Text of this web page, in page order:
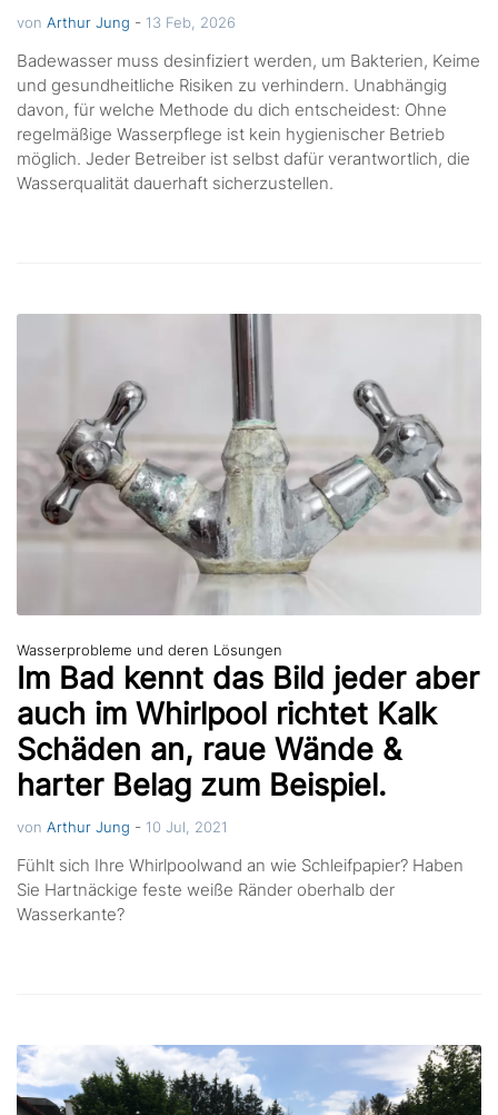
von Arthur Jung - 13 Feb, 2026
Bade­­wasser muss desinfiziert werden, um Bakterien, Keime
und gesundheitliche Risiken zu verhindern. Unabhängig
davon, für welche Methode du dich entscheidest: Ohne
regelmäßige Wasserpflege ist kein hygienischer Betrieb
möglich. Jeder Betreiber ist selbst dafür verantwortlich, die
Wasserqualität dauerhaft sicherzustellen.
Wasserprobleme und deren Lösungen
Im Bad kennt das Bild jeder aber
auch im Whirlpool richtet Kalk
Schäden an, raue Wände &
harter Belag zum Beispiel.
von Arthur Jung - 10 Jul, 2021
Fühlt sich Ihre Whirlpoolwand an wie Schleifpapier? Haben
Sie Hartnäckige feste weiße Ränder oberhalb der
Wasserkante?